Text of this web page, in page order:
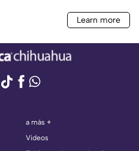
a más +
Videos